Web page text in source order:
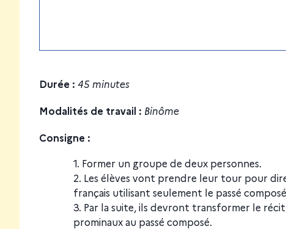
Durée : 45 minutes
Modalités de travail : Binôme
Consigne :
Former un groupe de deux personnes.
Les élèves vont prendre leur tour pour
français utilisant seulement le passé
Par la suite, ils devront transformer le
prominaux au passé composé.